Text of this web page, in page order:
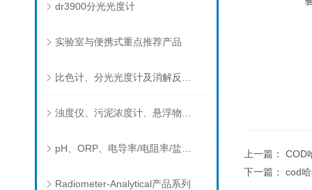
dr3900分光光度计
实验室与便携式重点推荐产品
Radiometer-Analytical产品系列
上一篇： COD
下一篇： cod